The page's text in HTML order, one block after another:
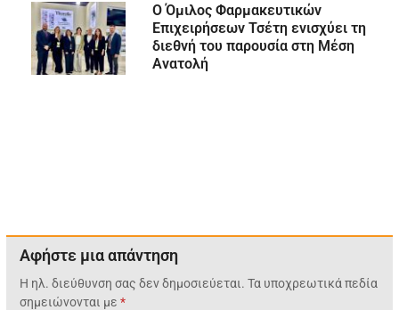
Ο Όμιλος Φαρμακευτικών
Επιχειρήσεων Τσέτη ενισχύει τη
διεθνή του παρουσία στη Μέση
Ανατολή
Αφήστε μια απάντηση
Η ηλ. διεύθυνση σας δεν δημοσιεύεται. Τα υποχρεωτικά πεδία
σημειώνονται με*